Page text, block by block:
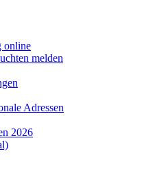
online
melden
Adressen
2026